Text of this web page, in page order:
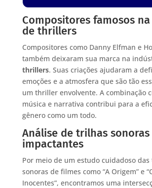
Compositores famosos
de thrillers
Compositores como Danny Elfman e
também deixaram sua marca na
thrillers. Suas criações ajudaram a
emoções e a atmosfera que são tão
um thriller envolvente. A combinação
música e narrativa contribui para a
gênero como um todo.
Análise de trilhas sonoras
impactantes
Por meio de um estudo cuidadoso
sonoras de filmes como “A Origem” e
Inocentes”, encontramos uma